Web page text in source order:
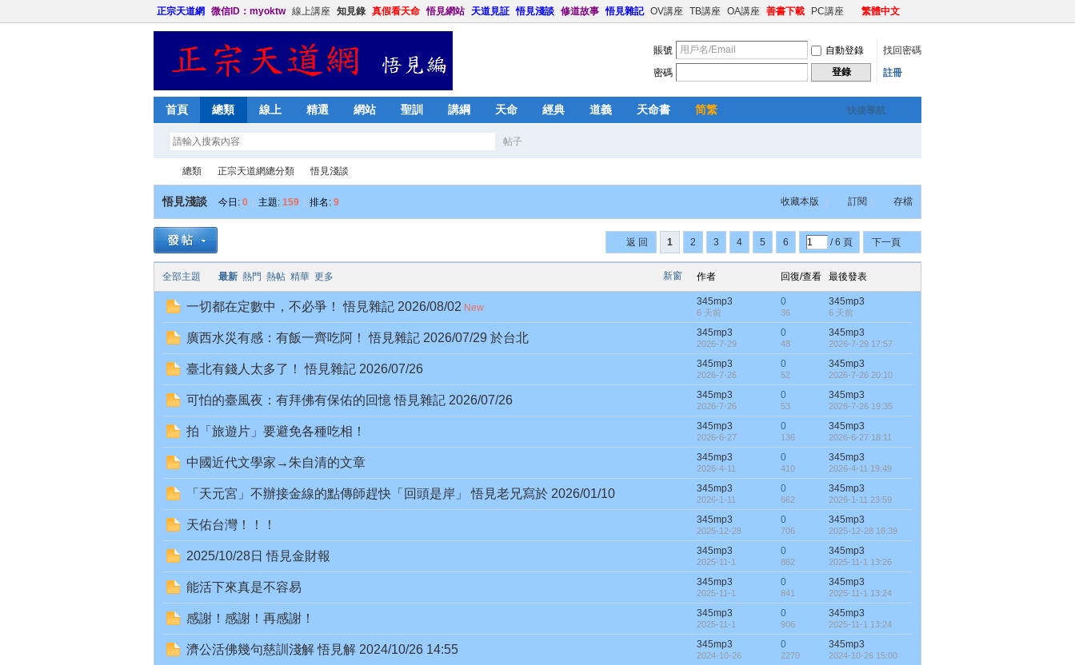
正宗天道網 微信ID：myoktw 線上講座 知見錄 真假看天命 悟見網站 天道見証 悟見淺談 修道故事 悟見雜記 OV講座 TB講座 OA講座 善書下載 PC講座 繁體中文
賬號 自動登錄
找回密碼
密碼
登錄 註冊
快捷導航
首頁 總類 線上 精選 網站 聖訓 講綱 天命 經典 道義 天命書 简繁
帖子
»
總類
›
正宗天道網總分類 悟見淺談
收藏本版 訂閱 存檔
悟見淺談 今日: 0 主題: 159 排名: 9
1 2 3 4 5 6 / 6 頁 下一頁
返 回
新窗
全部主題 最新 熱門 熱帖 精華 更多 作者 回復/查看 最後發表
一切都在定數中，不必爭！ 悟見雜記 2026/08/02 New
345mp3
6 天前
0
36
345mp3
6 天前
廣西水災有感：有飯一齊吃阿！ 悟見雜記 2026/07/29 於台北 345mp3
2026-7-29
0
48
345mp3
2026-7-29 17:57
臺北有錢人太多了！ 悟見雜記 2026/07/26 345mp3
2026-7-26
0
52
345mp3
2026-7-26 20:10
可怕的臺風夜：有拜佛有保佑的回憶 悟見雜記 2026/07/26 345mp3
2026-7-26
0
53
345mp3
2026-7-26 19:35
拍「旅遊片」要避免各種吃相！ 345mp3
2026-6-27
0
136
345mp3
2026-6-27 18:11
中國近代文學家→朱自清的文章 345mp3
2026-4-11
0
410
345mp3
2026-4-11 19:49
「天元宮」不辦接金線的點傳師趕快「回頭是岸」 悟見老兄寫於 2026/01/10 345mp3
2026-1-11
0
662
345mp3
2026-1-11 23:59
天佑台灣！！！ 345mp3
2025-12-28
0
706
345mp3
2025-12-28 18:39
2025/10/28日 悟見金財報 345mp3
2025-11-1
0
882
345mp3
2025-11-1 13:26
能活下來真是不容易 345mp3
2025-11-1
0
841
345mp3
2025-11-1 13:24
感謝！感謝！再感謝！ 345mp3
2025-11-1
0
906
345mp3
2025-11-1 13:24
濟公活佛幾句慈訓淺解 悟見解 2024/10/26 14:55 345mp3
2024-10-26
0
2270
345mp3
2024-10-26 15:00